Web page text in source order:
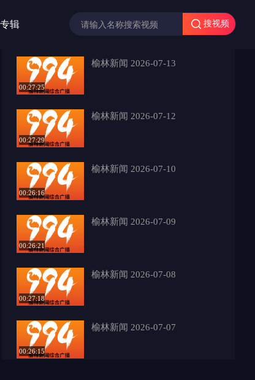
专辑 搜视频
00:27:25
榆林新闻 2026-07-13
00:27:29
榆林新闻 2026-07-12
00:26:16
榆林新闻 2026-07-10
00:26:21
榆林新闻 2026-07-09
00:27:18
榆林新闻 2026-07-08
00:26:15
榆林新闻 2026-07-07